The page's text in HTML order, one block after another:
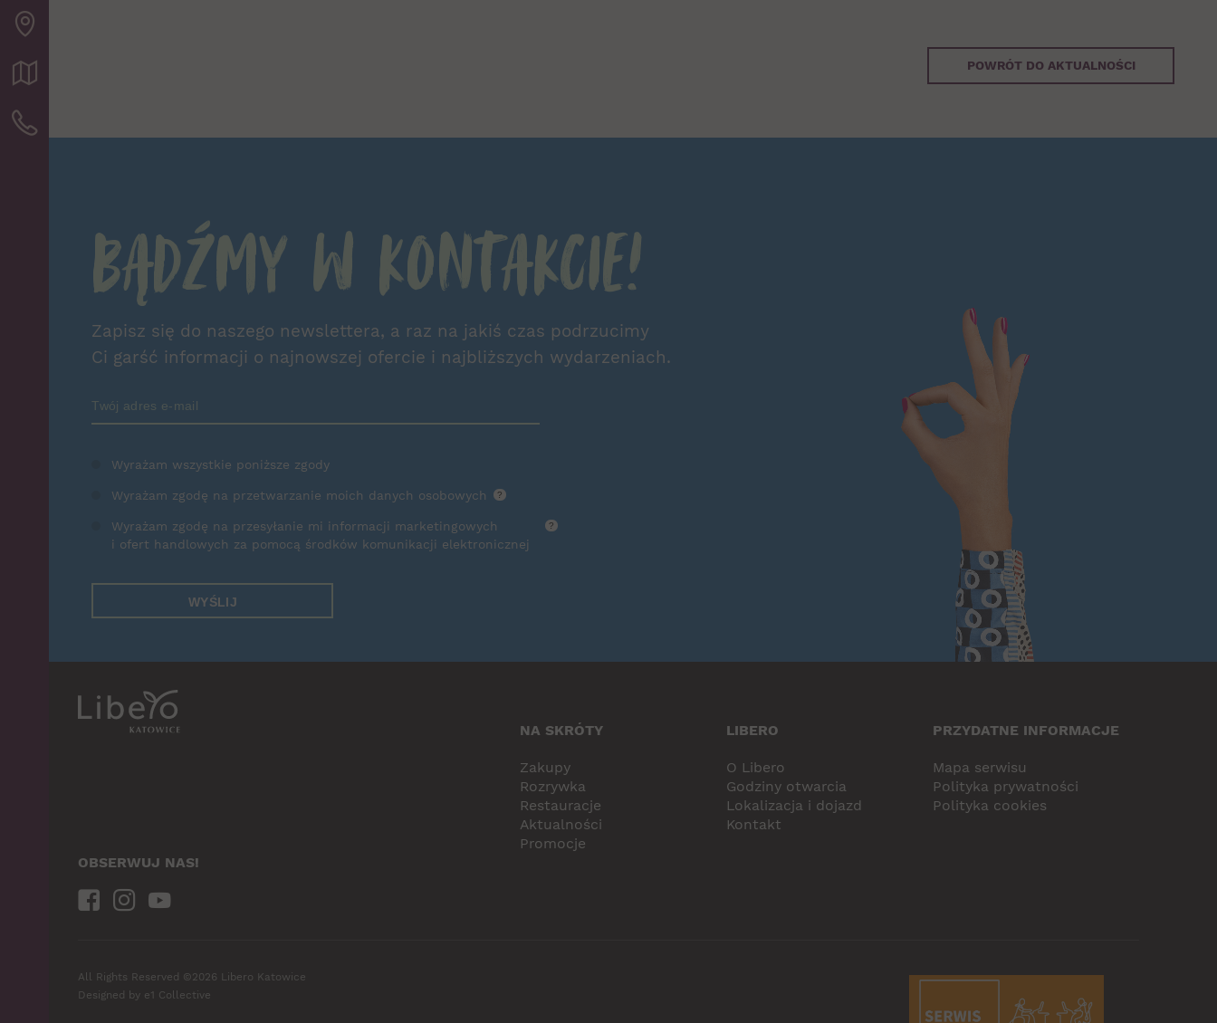
POWRÓT DO AKTUALNOŚCI
Bądźmy w kontakcie!
Zapisz się do naszego newslettera, a raz na jakiś czas podrzucimy
Ci garść informacji o najnowszej ofercie i najbliższych wydarzeniach.
Zamów Newsletter
Wyrażam wszystkie poniższe zgody
Wyrażam zgodę na przetwarzanie moich danych osobowych ?
Wyrażam zgodę na przesyłanie mi informacji marketingowych
i ofert handlowych za pomocą środków komunikacji elektronicznej
?
WYŚLIJ
NA SKRÓTY
Zakupy
Rozrywka
Restauracje
Aktualności
Promocje
LIBERO
O Libero
Godziny otwarcia
Lokalizacja i dojazd
Kontakt
PRZYDATNE INFORMACJE
Mapa serwisu
Polityka prywatności
Polityka cookies
OBSERWUJ NAS!
All Rights Reserved ©2026 Libero Katowice
Designed by e1 Collective